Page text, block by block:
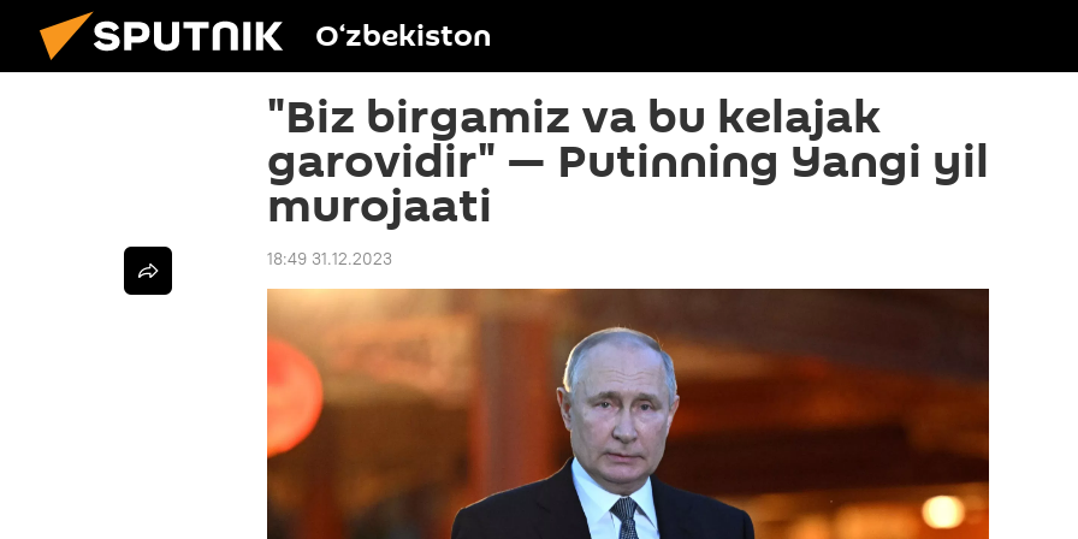
O‘zbekiston
"Biz birgamiz va bu kelajak
garovidir" — Putinning Yangi yil
murojaati
18:49 31.12.2023